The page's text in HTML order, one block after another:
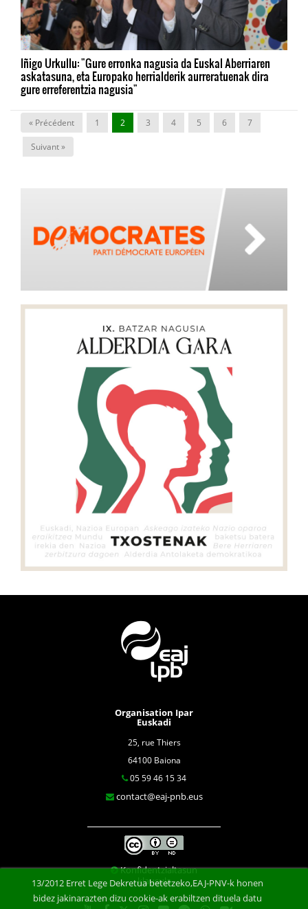
Iñigo Urkullu: "Gure erronka nagusia da Euskal Aberriaren
askatasuna, eta Europako herrialderik aurreratuenak dira
gure erreferentzia nagusia"
« Précédent 1 2 3 4 5 6 7
Suivant »
Organisation Ipar
Euskadi
25, rue Thiers
64100 Baiona
05 59 46 15 34
contact@eaj-pnb.eus
Konfidentzialtasun
klausula
13/2012 Erret Lege Dekretua betetzeko,EAJ-PNV-k honen
bidez jakinarazten dizu cookie-ak erabiltzen dituela datu